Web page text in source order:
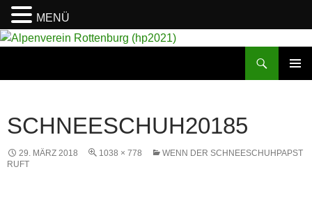
SCHNEESCHUH20185
29. MÄRZ 2018 1038 × 778
WENN DER SCHNEESCHUHPAPST
RUFT
MENÜ